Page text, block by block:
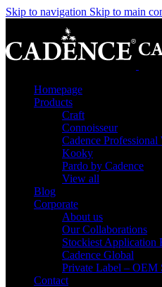
Skip to navigation Skip to main
Homepage
Products
Craft
Connoisseur
Cadence Professional
Kooky
Pardo by Cadence
View all
Blog
Corporate
About us
Our Collaborations
Stockiest Application
Cadence Global
Private Label – OEM
Contact